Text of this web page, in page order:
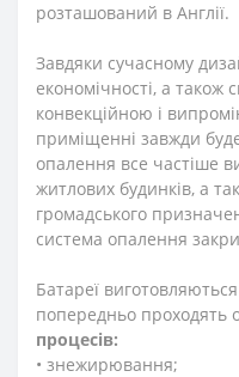
розташований в Англії.
Завдяки сучасному
економічності, а також
конвекційною і
приміщенні завжди
опалення все частіше
житлових будинків, а
громадського
система опалення
Батареї
попередньо проходять
процесів:
• знежирювання;